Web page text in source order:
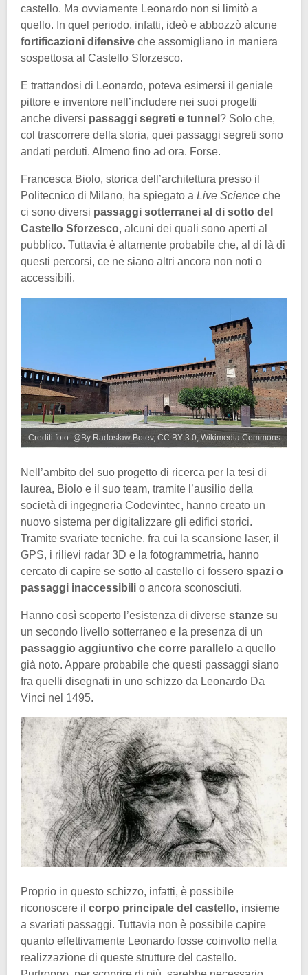
castello. Ma ovviamente Leonardo non si limitò a
quello. In quel periodo, infatti, ideò e abbozzò alcune
fortificazioni difensive che assomigliano in maniera
sospettosa al Castello Sforzesco.
E trattandosi di Leonardo, poteva esimersi il geniale
pittore e inventore nell’includere nei suoi progetti
anche diversi passaggi segreti e tunnel ? Solo che,
col trascorrere della storia, quei passaggi segreti sono
andati perduti. Almeno fino ad ora. Forse.
Francesca Biolo, storica dell’architettura presso il
Politecnico di Milano, ha spiegato a Live Science che
ci sono diversi passaggi sotterranei al di sotto del
Castello Sforzesco, alcuni dei quali sono aperti al
pubblico. Tuttavia è altamente probabile che, al di là di
questi percorsi, ce ne siano altri ancora non noti o
accessibili.
Crediti foto: @By Radosław Botev, CC BY 3.0, Wikimedia Commons
Nell’ambito del suo progetto di ricerca per la tesi di
laurea, Biolo e il suo team, tramite l’ausilio della
società di ingegneria Codevintec, hanno creato un
nuovo sistema per digitalizzare gli edifici storici.
Tramite svariate tecniche, fra cui la scansione laser, il
GPS, i rilievi radar 3D e la fotogrammetria, hanno
cercato di capire se sotto al castello ci fossero spazi o
passaggi inaccessibili o ancora sconosciuti.
Hanno così scoperto l’esistenza di diverse stanze su
un secondo livello sotterraneo e la presenza di un
passaggio aggiuntivo che corre parallelo a quello
già noto. Appare probabile che questi passaggi siano
fra quelli disegnati in uno schizzo da Leonardo Da
Vinci nel 1495.
Proprio in questo schizzo, infatti, è possibile
riconoscere il corpo principale del castello, insieme
a svariati passaggi. Tuttavia non è possibile capire
quanto effettivamente Leonardo fosse coinvolto nella
realizzazione di queste strutture del castello.